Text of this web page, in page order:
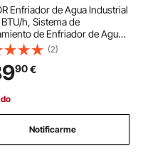
Enfriador de Agua Industrial
h, Sistema de
de Enfriador de Agua
Caudal Máximo de
Tanque de 7 L, para
de Grabado y Corte Láser
(2)
90€
Notificarme